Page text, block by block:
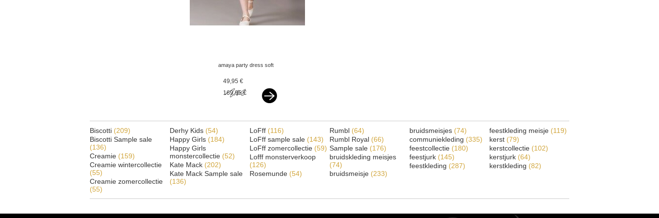
amaya party dress soft
49,95 €
169,95 €
Biscotti (209)
Biscotti Sample sale
(136)
Creamie (159)
Creamie wintercollectie
(55)
Creamie zomercollectie
(55)
Derhy Kids (54)
Happy Girls (184)
Happy Girls
monstercollectie (52)
Kate Mack (202)
Kate Mack Sample sale
(136)
LoFff (116)
LoFff sample sale (143)
LoFff zomercollectie (59)
Lofff monsterverkoop
(126)
Rosemunde (54)
Rumbl (64)
Rumbl Royal (66)
Sample sale (176)
bruidskleding meisjes
(74)
bruidsmeisje (233)
bruidsmeisjes (74)
communiekleding (335)
feestcollectie (180)
feestjurk (145)
feestkleding (287)
feestkleding meisje (119)
kerst (79)
kerstcollectie (102)
kerstjurk (64)
kerstkleding (82)